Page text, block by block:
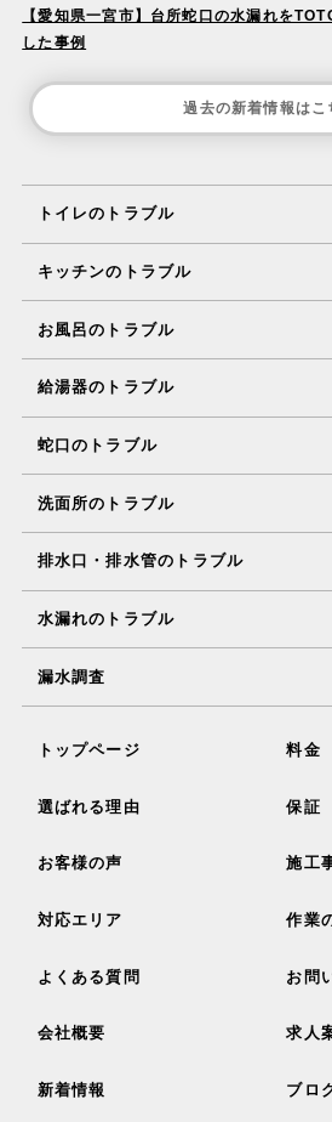
【愛知県一宮市】台所蛇口の水漏れを
した事例
過去の新着情報はこ
トイレのトラブル
キッチンのトラブル
お風呂のトラブル
給湯器のトラブル
蛇口のトラブル
洗面所のトラブル
排水口・排水管のトラブル
水漏れのトラブル
漏水調査
トップページ 料金
選ばれる理由 保証
お客様の声 施工
対応エリア 作業
よくある質問 お問
会社概要 求人
新着情報 ブロ